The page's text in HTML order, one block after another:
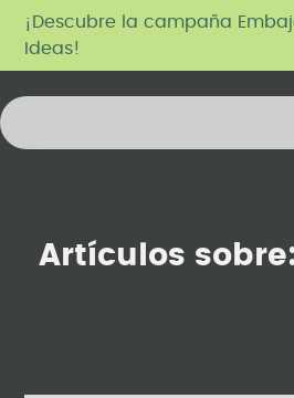
¡Descubre la campaña
Ideas!
Artículos sobre: